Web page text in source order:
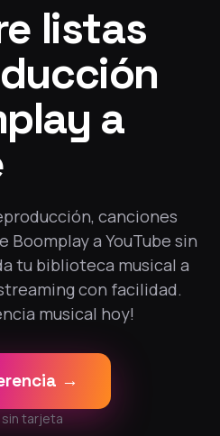
listas
a
canciones
Boomplay a YouTube sin
tu biblioteca musical a
con facilidad.
musical hoy!
→
sin tarjeta